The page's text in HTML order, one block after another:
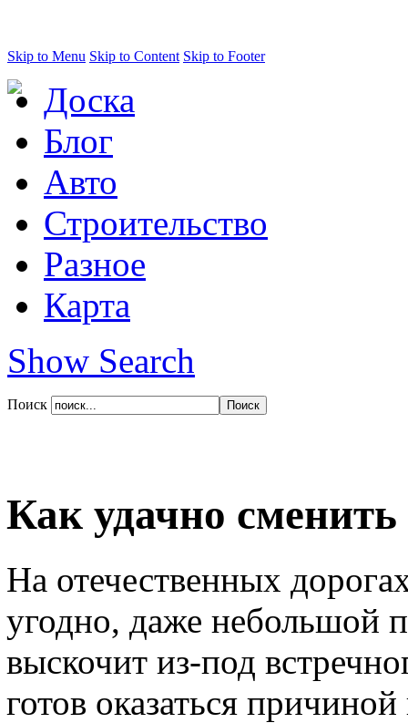
Skip to Menu Skip to Content Skip to Footer
Доска
Блог
Авто
Строительство
Разное
Карта
Show Search
Поиск
Как удачно
На отечественных
угодно, даже небольшой
выскочит из-под
готов оказаться